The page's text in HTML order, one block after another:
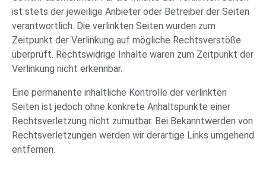
ist stets der jeweilige Anbieter oder Betreiber der Seiten
verantwortlich. Die verlinkten Seiten wurden zum
Zeitpunkt der Verlinkung auf mögliche Rechtsverstöße
überprüft. Rechtswidrige Inhalte waren zum Zeitpunkt der
Verlinkung nicht erkennbar.
Eine permanente inhaltliche Kontrolle der verlinkten
Seiten ist jedoch ohne konkrete Anhaltspunkte einer
Rechtsverletzung nicht zumutbar. Bei Bekanntwerden von
Rechtsverletzungen werden wir derartige Links umgehend
entfernen.